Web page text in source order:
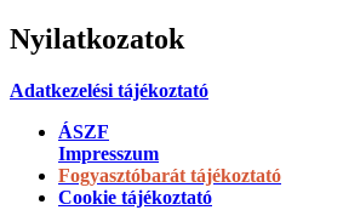
Nyilatkozatok
Adatkezelési tájékoztató
ÁSZF
Impresszum
Fogyasztóbarát tájékoztató
Cookie tájékoztató